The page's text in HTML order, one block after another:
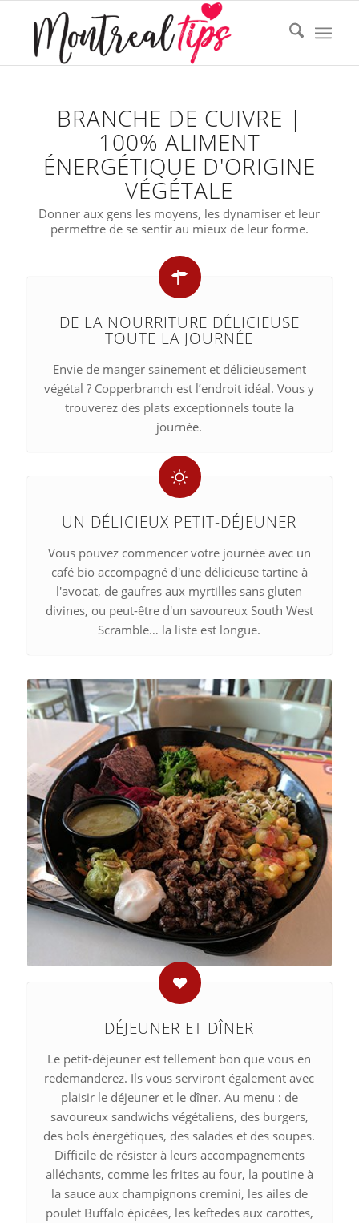
BRANCHE DE CUIVRE |
100% ALIMENT
ÉNERGÉTIQUE D'ORIGINE
VÉGÉTALE
Donner aux gens les moyens, les dynamiser et leur
permettre de se sentir au mieux de leur forme.
DE LA NOURRITURE DÉLICIEUSE
TOUTE LA JOURNÉE
Envie de manger sainement et délicieusement
végétal ? Copperbranch est l’endroit idéal. Vous y
trouverez des plats exceptionnels toute la
journée.
UN DÉLICIEUX PETIT-DÉJEUNER
Vous pouvez commencer votre journée avec un
café bio accompagné d'une délicieuse tartine à
l'avocat, de gaufres aux myrtilles sans gluten
divines, ou peut-être d'un savoureux South West
Scramble… la liste est longue.
DÉJEUNER ET DÎNER
Le petit-déjeuner est tellement bon que vous en
redemanderez. Ils vous serviront également avec
plaisir le déjeuner et le dîner. Au menu : de
savoureux sandwichs végétaliens, des burgers,
des bols énergétiques, des salades et des soupes.
Difficile de résister à leurs accompagnements
alléchants, comme les frites au four, la poutine à
la sauce aux champignons cremini, les ailes de
poulet Buffalo épicées, les keftedes aux carottes,